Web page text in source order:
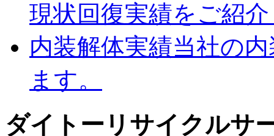
現状回復実績をご紹
内装解体実績当社の
ます。
ダイトーリサイクルサ